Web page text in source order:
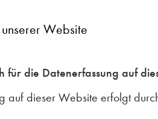
Website
für die Datenerfassung auf
auf dieser Website erfolgt